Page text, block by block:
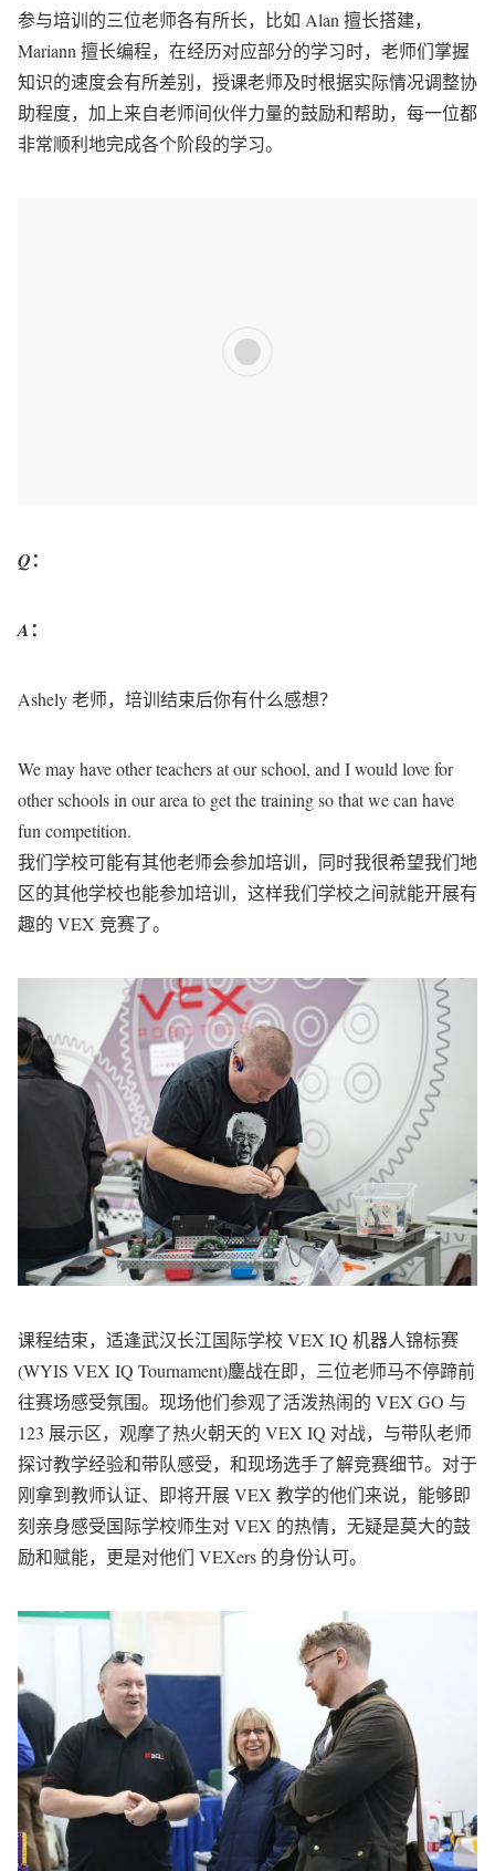
参与培训的三位老师各有所长，比如 Alan 擅长搭建，
Mariann 擅长编程，在经历对应部分的学习时，老师们掌握
知识的速度会有所差别，授课老师及时根据实际情况调整协
助程度，加上来自老师间伙伴力量的鼓励和帮助，每一位都
非常顺利地完成各个阶段的学习。
Q：
A：
Ashely 老师，培训结束后你有什么感想？
We may have other teachers at our school, and I would love for
other schools in our area to get the training so that we can have
fun competition.
我们学校可能有其他老师会参加培训，同时我很希望我们地
区的其他学校也能参加培训，这样我们学校之间就能开展有
趣的 VEX 竞赛了。
课程结束，适逢武汉长江国际学校 VEX IQ 机器人锦标赛
(WYIS VEX IQ Tournament)鏖战在即，三位老师马不停蹄前
往赛场感受氛围。现场他们参观了活泼热闹的 VEX GO 与
123 展示区，观摩了热火朝天的 VEX IQ 对战，与带队老师
探讨教学经验和带队感受，和现场选手了解竞赛细节。对于
刚拿到教师认证、即将开展 VEX 教学的他们来说，能够即
刻亲身感受国际学校师生对 VEX 的热情，无疑是莫大的鼓
励和赋能，更是对他们 VEXers 的身份认可。